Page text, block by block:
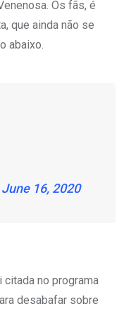
Os fãs, é
que ainda não se
abaixo.
June 16, 2020
citada no programa
desabafar sobre